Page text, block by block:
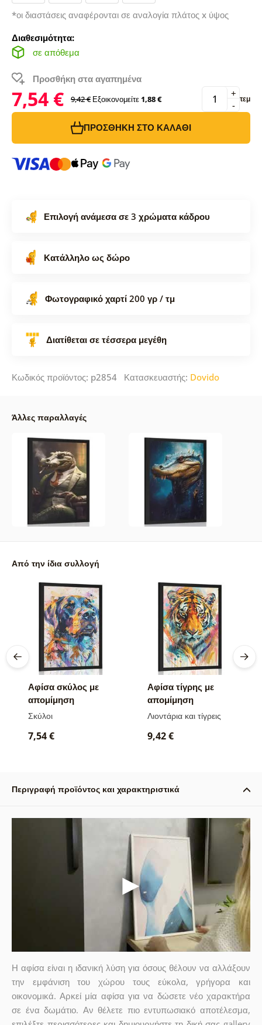
*οι διαστάσεις αναφέρονται σε αναλογία πλάτος x ύψος
Διαθεσιμότητα:
σε απόθεμα
Προσθήκη στα αγαπημένα
7,54 € 9,42 € Εξοικονομείτε1,88 € -
+ τεμ
ΠΡΟΣΘΉΚΗ ΣΤΟ ΚΑΛΆΘΙ
Επιλογή ανάμεσα σε 3 χρώματα κάδρου
Κατάλληλο ως δώρο
Φωτογραφικό χαρτί 200 γρ / τμ
Διατίθεται σε τέσσερα μεγέθη
Κωδικός προϊόντος: p2854 Κατασκευαστής: Dovido
Άλλες παραλλαγές
Από την ίδια συλλογή
Αφίσα σκύλος με
απομίμηση
ζωγραφικής
Σκύλοι
7,54 €
Αφίσα τίγρης με
απομίμηση
ζωγραφικής
Λιοντάρια και τίγρεις
9,42 €
Περιγραφή προϊόντος και χαρακτηριστικά
Η αφίσα είναι η ιδανική λύση για όσους θέλουν να αλλάξουν
την εμφάνιση του χώρου τους εύκολα, γρήγορα και
οικονομικά. Αρκεί μία αφίσα για να δώσετε νέο χαρακτήρα
σε ένα δωμάτιο. Αν θέλετε πιο εντυπωσιακό αποτέλεσμα,